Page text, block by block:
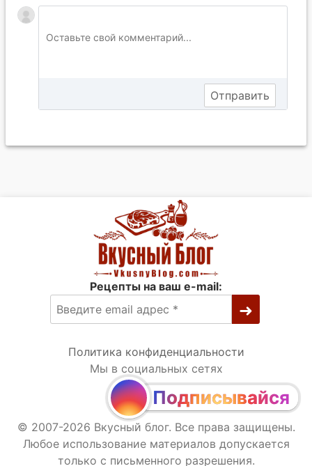
Рецепты на ваш e-mail:
Политика конфиденциальности
Мы в социальных сетях
Подписывайся
© 2007-2026 Вкусный блог. Все права защищены.
Любое использование материалов допускается
только с письменного разрешения.